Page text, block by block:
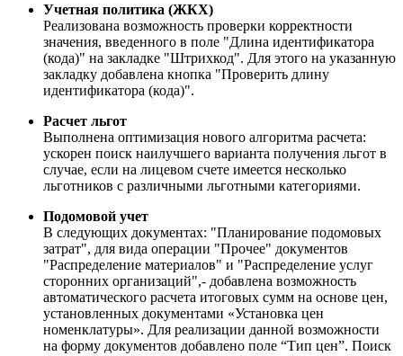
Учетная политика (ЖКХ)
Реализована возможность проверки корректности
значения, введенного в поле "Длина идентификатора
(кода)" на закладке "Штрихкод". Для этого на указанную
закладку добавлена кнопка "Проверить длину
идентификатора (кода)".
Расчет льгот
Выполнена оптимизация нового алгоритма расчета:
ускорен поиск наилучшего варианта получения льгот в
случае, если на лицевом счете имеется несколько
льготников с различными льготными категориями.
Подомовой учет
В следующих документах: "Планирование подомовых
затрат", для вида операции "Прочее" документов
"Распределение материалов" и "Распределение услуг
сторонних организаций",- добавлена возможность
автоматического расчета итоговых сумм на основе цен,
установленных документами «Установка цен
номенклатуры». Для реализации данной возможности
на форму документов добавлено поле “Тип цен”. Поиск